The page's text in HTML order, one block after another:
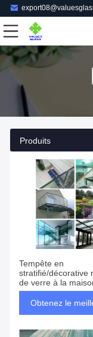
Produits
Tempête en
stratifié/décorative
de verre à la
Windows de verre
Obtenez le